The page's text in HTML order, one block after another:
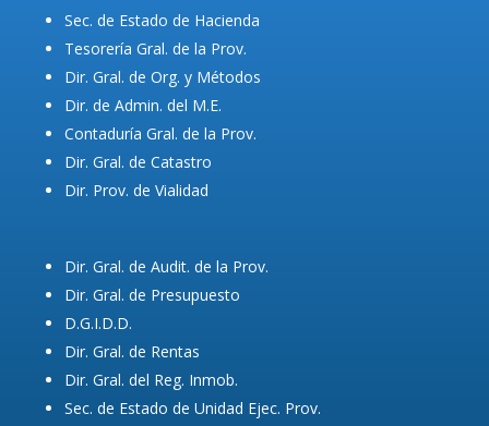
Sec. de Estado de Hacienda
Tesorería Gral. de la Prov.
Dir. Gral. de Org. y Métodos
Dir. de Admin. del M.E.
Contaduría Gral. de la Prov.
Dir. Gral. de Catastro
Dir. Prov. de Vialidad
Dir. Gral. de Audit. de la Prov.
Dir. Gral. de Presupuesto
D.G.I.D.D.
Dir. Gral. de Rentas
Dir. Gral. del Reg. Inmob.
Sec. de Estado de Unidad Ejec. Prov.